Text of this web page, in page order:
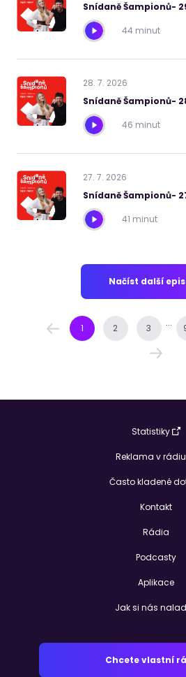
Snídaně Šampionů-
44 minut
28. 7. 2026
Snídaně Šampionů-
46 minut
27. 7. 2026
Snídaně Šampionů-
41 minut
Načíst další
1 2 3 ...
Statistiky
Reklama v rádiu
Často kladené
Kontakt
Rádia
Podcasty
Aplikace
Jak si nás
Chcete vlastní